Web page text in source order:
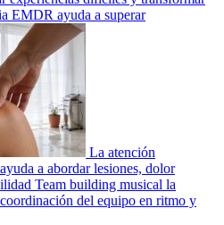
EMDR ayuda a superar
La atención
a abordar lesiones, dolor
Team building musical la
del equipo en ritmo y